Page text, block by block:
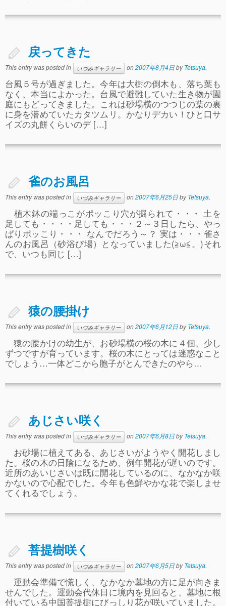
園生活ブログ
募集概要(2歳児クラス)
保育料について
入会してから
園生活ブログ(2歳児クラス)
体験入園＆園見学
求人情報（園見学/自主実習も対応）
戻ってきた
This entry was posted in いづみギャラリー on2007年8月4日byTetsuya.
台風５号が過ぎました。今年は大樹の倒木も、落ち葉も
なく、本当によかった。台風で避難していた生き物が園
庭にもどってきました。これは砂場横のつつじの葉の裏
に身を潜めていたカタツムリ。かなりデカい！ひと口サ
イズの丸餅くらいのデ […]
雀のお風呂
This entry was posted in いづみギャラリー on2007年6月25日byTetsuya.
植木鉢の端っこがポッこり穴が掘られて・・・ 土を
足しても・・・・足しても・・・２～３日したら、やっ
ぱりポッこり・・・ なんでだろう～？ 実は・・・雀さ
んのお風呂（砂浴び場）となっていました(≧ω≦。)それ
で、いつも同じ […]
猿の腰掛け
This entry was posted in いづみギャラリー on2007年6月12日byTetsuya.
猿の腰かけの幼生が、お砂場横の桜の木に４個、少し
ずつですが育っています。桜の木にとっては迷惑なこと
でしょう…一体どこから胞子がとんできたのやら…
あじさい咲く
This entry was posted in いづみギャラリー on2007年6月8日byTetsuya.
お砂場に植えてある、あじさいがようやく開花しまし
た。桜の木の日陰になるため、例年開花が遅いのです。
近所のあいじさいは既に開花しているのに、なかなか咲
かないので心配でした。今年も色鮮やかな花で楽しませ
てくれるでしょう。
菩提樹咲く
This entry was posted in いづみギャラリー on2007年6月5日byTetsuya.
運動会準備で慌しく、なかなか墓地の方に足が向きま
せんでした。運動会代休日に境内を見回ると、墓地に根
付いている中国菩提樹にびっしり花が咲いていました。